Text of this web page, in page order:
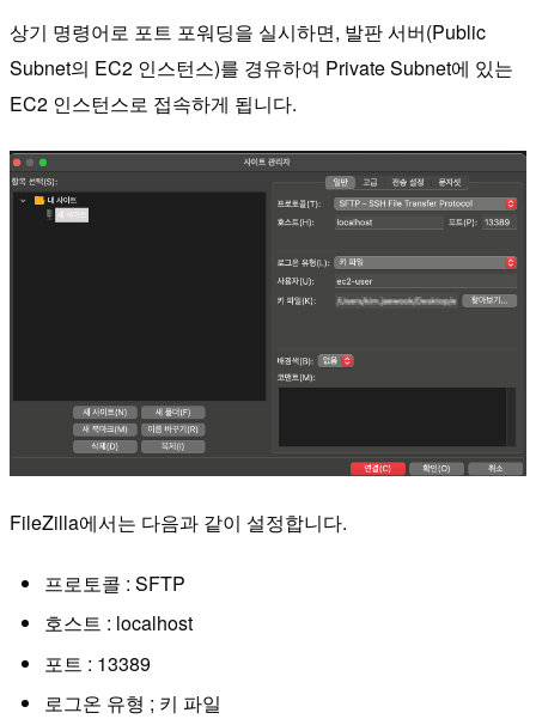
상기 명령어로 포트 포워딩을 실시하면, 발판 서버(Public
Subnet의 EC2 인스턴스)를 경유하여 Private Subnet에 있는
EC2 인스턴스로 접속하게 됩니다.
FileZilla에서는 다음과 같이 설정합니다.
프로토콜 : SFTP
호스트 : localhost
포트 : 13389
로그온 유형 ; 키 파일